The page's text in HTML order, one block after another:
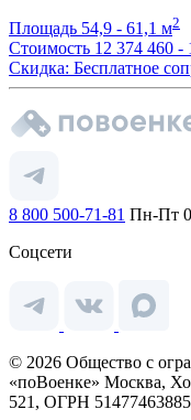
Площадь 54,9 - 61,1 м2
Стоимость 12 374 460 -
Скидка: Бесплатное
8 800 500-71-81 Пн-Пт
Соцсети
© 2026 Общество с
«поВоенке» Москва,
521, ОГРН